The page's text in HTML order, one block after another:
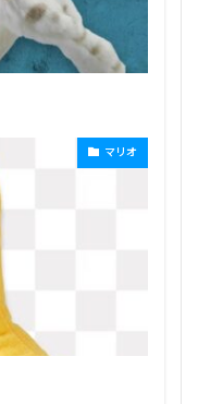
マリオ